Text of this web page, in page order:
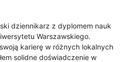
dziennikarz z dyplomem nauk
Warszawskiego.
karierę w różnych lokalnych
solidne doświadczenie w